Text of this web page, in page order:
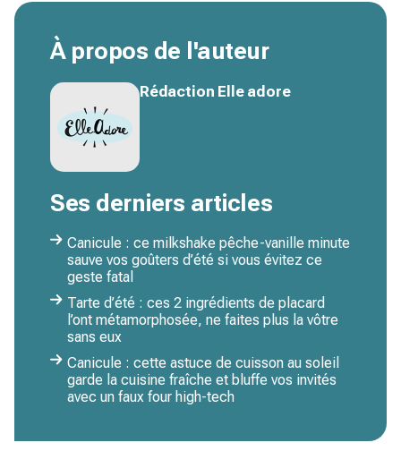
À propos de l'auteur
Rédaction Elle adore
Ses derniers articles
Canicule : ce milkshake pêche-vanille minute
sauve vos goûters d’été si vous évitez ce
geste fatal
Tarte d’été : ces 2 ingrédients de placard
l’ont métamorphosée, ne faites plus la vôtre
sans eux
Canicule : cette astuce de cuisson au soleil
garde la cuisine fraîche et bluffe vos invités
avec un faux four high-tech